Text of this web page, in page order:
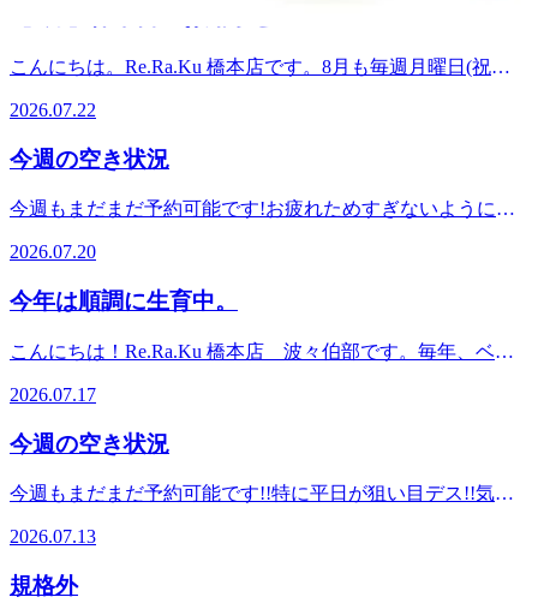
時間:11：00～21：00【休業日】毎週月曜日（祝日を除く）
住所 神奈川県相模原市緑区橋本3-13 パークスクエア
1F（橋本駅徒歩5分）電話番号 042-772-1312オンライン予
約 https://reraku.jp/studio/hashimoto/bookingRe.Ra.Ku 橋本店
ぐ！橋本店はタイ古式ストレッチマッサージのように気持ち
スを通しお客様の健康な体づくりのお手伝いをしています。
コースなど多様なコースを揃えております！橋本駅周辺には
「wappoi」「auショップ」、託児所「レイモンド」美容室
ースタイル、ゲームセンター「アドアーズ」「モスバーガ
店、リンパマッサージ店、整体院骨格・小顔矯正院、カイロ
プラクティック・岩盤浴・スパ・温浴施設ストレッチ店、飲
食店、居酒屋などなどたーくさんのお店がありとっても楽し
める街です♪ぜひぜひ、ご家族、ご友人、カップルで楽しん
でくださいね
(*^^)v☆☆☆☆☆☆☆☆☆☆☆☆☆☆☆☆☆☆☆☆☆☆ 夏祭
ぜひ教えて下さい。皆さまのご来店をスタッフ一同、心より
時間:11：00～21：00【休業日】毎週月曜日（祝日を除く）
1F（橋本駅徒歩5分）電話番号 042-772-1312オンライン予
は、JR横浜線、JR相模線、京王相模原線の橋本駅からす
いいストレッチのリラク系ボディケアフットケア等のサービ
フットケアとタイ古式、リラク系ボディケアの組み合わせの
コースなど多様なコースを揃えております！橋本駅周辺には
「ドンキホーテ」スポーツクラブ「ルネサンス」飲食店
「wappoi」「auショップ」、託児所「レイモンド」美容室
「アリア バイ アルティナ」古着屋 トレジャーファクトリ
ースタイル、ゲームセンター「アドアーズ」「モスバーガ
店、リンパマッサージ店、整体院骨格・小顔矯正院、カイロ
食店、居酒屋などなどたーくさんのお店がありとっても楽し
でくださいね
を除く)住所:神奈川県相模原市緑区橋本3-13 パークスクエア
1F(橋本駅徒歩5分)Re.Ra.Ku 橋本店は、JR横浜線、JR相模
☆☆☆☆☆☆☆☆☆☆☆☆☆☆☆☆☆☆☆☆☆☆☆☆
たぁぁぁ!!始める前は、風もなく「花火日和」と思ったので
の火を他待つのに一苦労。。。 それでも、久しぶりの手持
ち花火はやっぱり楽しく。一足お先に夏らしい時間を過ごす
感じていた気がします。 でも今は、「あれっ」と思うくら
い、あっという間。 少し物足りない・・・と思いながら
も、最後に楽しんだ線香花火の小さな火の玉を眺めている
線香花火は特別☆☆☆小さな火の玉がゆらゆら揺れて、最後
補給や暑さ対策をしながら、皆さまも素敵な夏をお過ごしく
スタッフ一同、心よりお待ちしております。口コミを書いた
いします♪https://www.google.com/search?
時間:11：00～21：00【休業日】毎週月曜日（祝日を除く）
住所 神奈川県相模原市緑区橋本3-13 パークスクエア
1F（橋本駅徒歩5分）電話番号 042-772-1312オンライン予
約 https://reraku.jp/studio/hashimoto/bookingRe.Ra.Ku 橋本店
は、JR横浜線、JR相模線、京王相模原線の橋本駅からす
こんにちは。Re.Ra.Ku 橋本店です。8月も毎週月曜日(祝日
日・17日・24日・31日ご予約はオンライン予約にて24時間受
付ておりますので、皆様のご来店お待ちしております。
を除く)住所:神奈川県相模原市緑区橋本3-13 パークスクエア
1F(橋本駅徒歩5分)Re.Ra.Ku 橋本店は、JR横浜線、JR相模
☆☆☆☆☆☆☆☆☆☆☆☆☆☆☆☆☆☆☆☆☆☆☆☆☆
2026.07.22
今週の空き状況
今週もまだまだ予約可能です!お疲れためすぎないように、
11:00～・7月22日(水) 11:00～・7月23日(木) 11:00～・7月24
日(金) 11:00～・7月25日(土) 11:00～・7月26日(日) 12:00
～ 上記のお時間が空いております!!予約状況はその都度変わ
合もございますので、お気軽にお電話下さい。スタッフ一
同、心よりお待ちしております
(リラク)橋本店営業時間:11:00～21:00休業日:毎週月曜日(祝日
を除く)住所:神奈川県相模原市緑区橋本3-13 パークスクエア
1F(橋本駅徒歩5分)Re.Ra.Ku 橋本店は、JR横浜線、JR相模
☆☆☆☆☆☆☆☆☆☆☆☆☆☆☆☆☆☆☆☆☆☆☆☆
2026.07.20
今年は順調に生育中。
こんにちは！Re.Ra.Ku 橋本店 波々伯部です。毎年、ベラ
で壊滅。今年はハンギングにして、地面からの熱の影響が少
なくなるように植えてみました。 最近は気温も急上昇中
で、暑いのですが1回目の摘心(収穫?)も終り次の目が出て来
が…。ベランダの植物と言えば、長く垂れ下がるグリーンネ
ックレスとムーンネックレスが邪魔だったので、上直してス
これは食べられないのですが…増えていく姿が愛らしいの
で、捨てずに育てております。ここ数年は暑すぎて、トマト
2026.07.17
今週の空き状況
今週もまだまだ予約可能です!!特に平日が狙い目デス!!気温
ぜひご利用ください。 ・7月13日(月) 定休日・7月14日(火)
11:00～・7月15日(水) 11:00～・7月16日(木) 11:00～・7月17
日(金) 16:30～・7月18日(土) 18:50～・7月19日(日) 17:40
2026.07.13
規格外